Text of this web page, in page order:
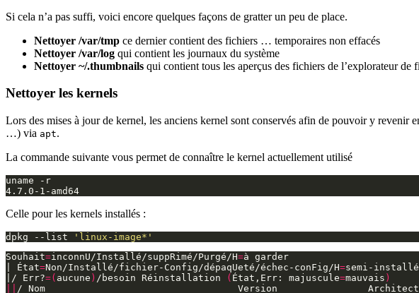
Si cela n’a pas suffi, voici encore quelques façons de gratter un peu de place.
Nettoyer /var/tmp ce dernier contient des fichiers … temporaires non effacés
Nettoyer /var/log qui contient les journaux du système
Nettoyer ~/.thumbnails qui contient tous les aperçus des fichiers de l’explorateur de
Nettoyer les kernels
Lors des mises à jour de kernel, les anciens kernel sont conservés afin de pouvoir y revenir
…) via apt.
La commande suivante vous permet de connaître le kernel actuellement utilisé
Celle pour les kernels installés :
dpkg --list
'linux-image*'
Souhait=inconnU/Installé/suppRimé/Purgé/H=
État=Non/Installé/fichier-Config/dépaqUeté/échec-conFig/H=semi-
/ Err?=( aucune ) /besoin Réinstallation ( État,Err: majuscule=mauvais )